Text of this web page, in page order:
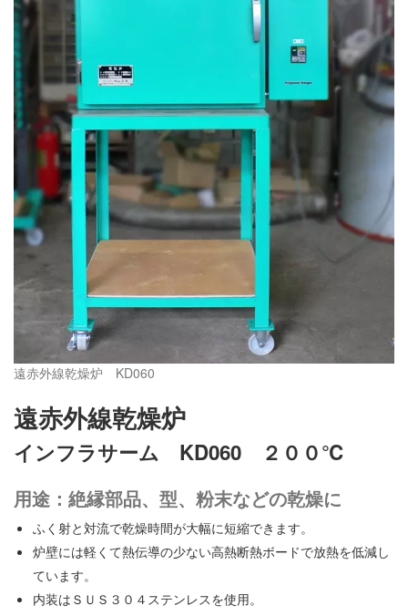
遠赤外線乾燥炉 KD060
遠赤外線乾燥炉
インフラサーム KD060 ２００℃
用途：絶縁部品、型、粉末などの乾燥に
ふく射と対流で乾燥時間が大幅に短縮できます。
炉壁には軽くて熱伝導の少ない高熱断熱ボードで放熱を低減し
ています。
内装はＳＵＳ３０４ステンレスを使用。